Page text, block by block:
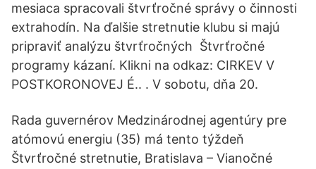
mesiaca spracovali štvrťročné správy o činnosti
extrahodín. Na ďalšie stretnutie klubu si majú
pripraviť analýzu štvrťročných Štvrťročné
programy kázaní. Klikni na odkaz: CIRKEV V
POSTKORONOVEJ É.. . V sobotu, dňa 20.
Rada guvernérov Medzinárodnej agentúry pre
atómovú energiu (35) má tento týždeň
Štvrťročné stretnutie, Bratislava – Vianočné